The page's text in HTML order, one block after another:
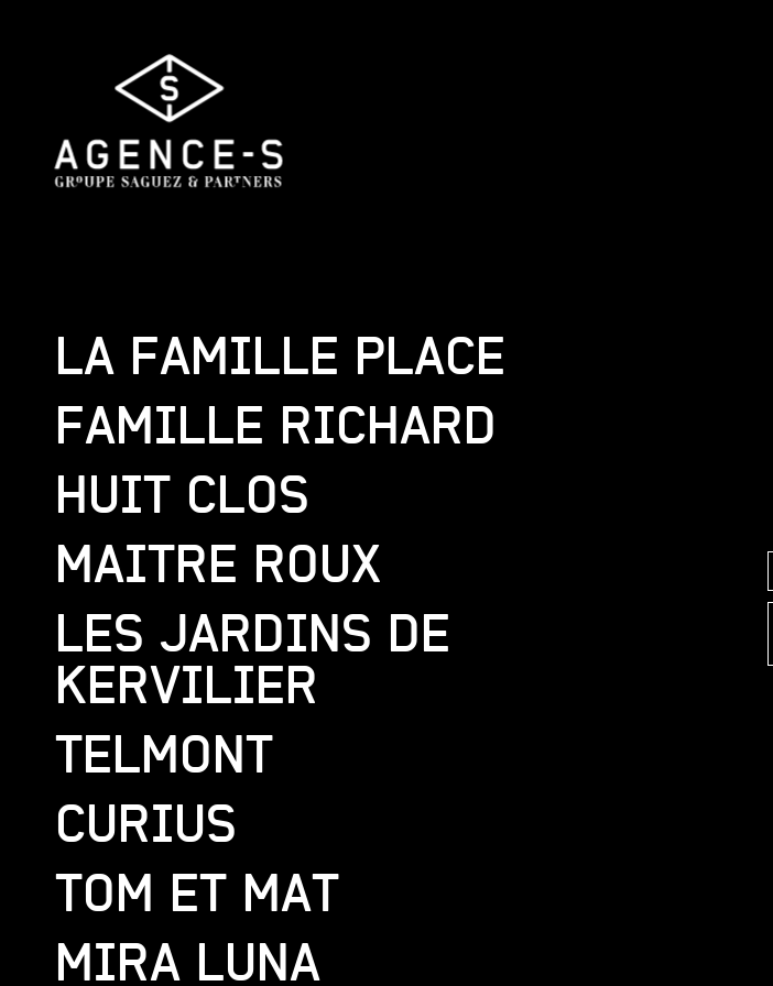
S,
Groupe
LA FAMILLE PLACE
FAMILLE RICHARD
HUIT CLOS
MAITRE ROUX
LES JARDINS DE
KERVILIER
TELMONT
CURIUS
TOM ET MAT
MIRA LUNA